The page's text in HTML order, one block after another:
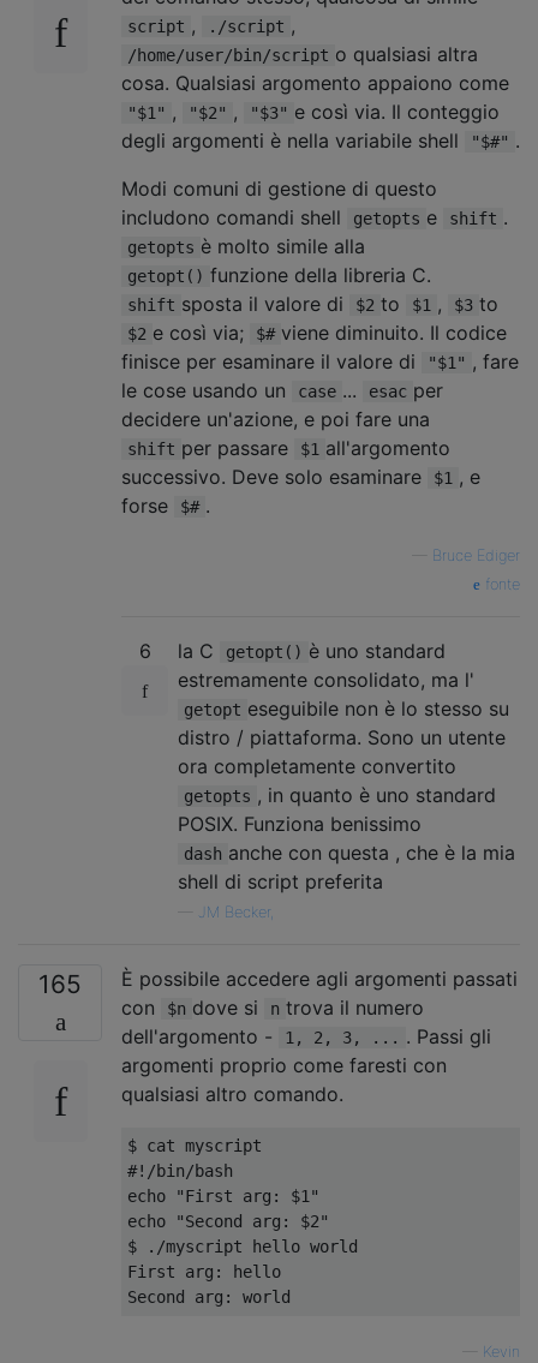
script , ./script ,
/home/user/bin/script o qualsiasi altra
cosa. Qualsiasi argomento appaiono come
"$1" , "$2" , "$3" e così via. Il conteggio
degli argomenti è nella variabile shell
"$#" .
Modi comuni di gestione di questo
includono comandi shell
getopts e shift .
getopts è molto simile alla
getopt() funzione della libreria C.
shift sposta il valore di $2 to $1 , $3 to
$2 e così via; $# viene diminuito. Il codice
finisce per esaminare il valore di
"$1" , fare
le cose usando un
case ... esac per
decidere un'azione, e poi fare una
shift per passare $1 all'argomento
successivo. Deve solo esaminare
$1 , e
forse
$# .
Bruce Ediger
fonte
6 la C getopt() è uno standard
estremamente consolidato, ma l'
getopt eseguibile non è lo stesso su
distro / piattaforma. Sono un utente
ora completamente convertito
getopts , in quanto è uno standard
POSIX. Funziona benissimo
dash anche con questa , che è la mia
shell di script preferita
JM Becker,
165
È possibile accedere agli argomenti passati
con
$n dove si n trova il numero
dell'argomento -
1, 2, 3, ... . Passi gli
argomenti proprio come faresti con
qualsiasi altro comando.
#!/bin/bash
echo
"First arg: $1"
echo
"Second arg: $2"
$
./
First arg :
Second arg : world
Kevin